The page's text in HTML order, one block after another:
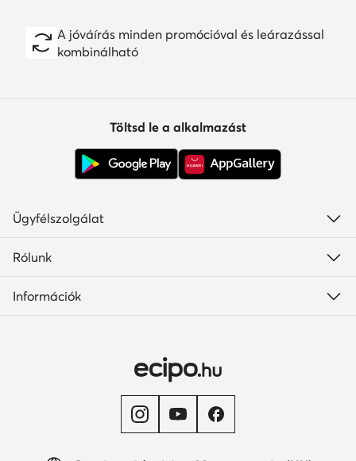
A jóváírás minden promócióval és leárazással
kombinálható
Töltsd le a alkalmazást
Ügyfélszolgálat
Rólunk
Információk